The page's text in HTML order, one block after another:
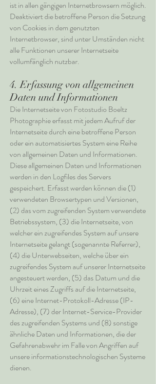
ist in allen gängigen Internetbrowsern möglich.
Deaktiviert die betroffene Person die Setzung
von Cookies in dem genutzten
Internetbrowser, sind unter Umständen nicht
alle Funktionen unserer Internetseite
vollumfänglich nutzbar.
4. Erfassung von allgemeinen
Daten und Informationen
Die Internetseite von Fotostudio Boeltz
Photographie erfasst mit jedem Aufruf der
Internetseite durch eine betroffene Person
oder ein automatisiertes System eine Reihe
von allgemeinen Daten und Informationen.
Diese allgemeinen Daten und Informationen
werden in den Logfiles des Servers
gespeichert. Erfasst werden können die (1)
verwendeten Browsertypen und Versionen,
(2) das vom zugreifenden System verwendete
Betriebssystem, (3) die Internetseite, von
welcher ein zugreifendes System auf unsere
Internetseite gelangt (sogenannte Referrer),
(4) die Unterwebseiten, welche über ein
zugreifendes System auf unserer Internetseite
angesteuert werden, (5) das Datum und die
Uhrzeit eines Zugriffs auf die Internetseite,
(6) eine Internet-Protokoll-Adresse (IP-
Adresse), (7) der Internet-Service-Provider
des zugreifenden Systems und (8) sonstige
ähnliche Daten und Informationen, die der
Gefahrenabwehr im Falle von Angriffen auf
unsere informationstechnologischen Systeme
dienen.